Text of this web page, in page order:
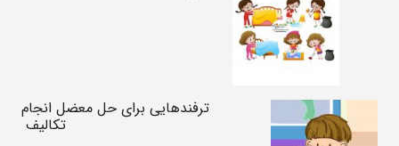
ترفندهایی برای حل معضل انجام
تکالیف